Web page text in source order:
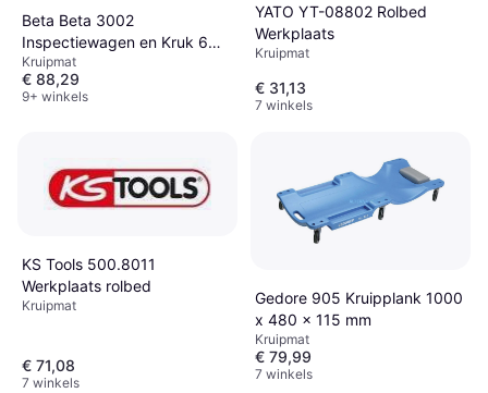
Beta Beta 3002
Inspectiewagen en Kruk 6
Wielen 2in1
Kruipmat
€ 88,29
9+ winkels
YATO YT-08802 Rolbed
Werkplaats
Kruipmat
€ 31,13
7 winkels
KS Tools 500.8011
Werkplaats rolbed
Kruipmat
€ 71,08
7 winkels
Gedore 905 Kruipplank 1000
x 480 x 115 mm
Kruipmat
€ 79,99
7 winkels